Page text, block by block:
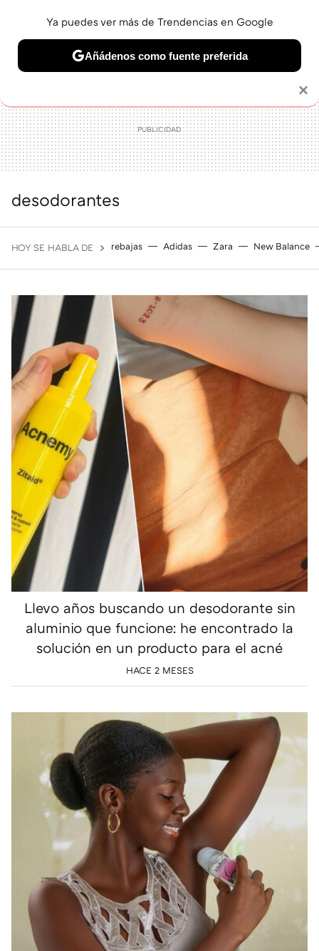
BELLEZA SHOPPING VIAJES GASTRO SNEAKERS
desodorantes
HOY SE HABLA DE rebajas Adidas Zara New Balance
Llevo años buscando un desodorante sin
aluminio que funcione: he encontrado la
solución en un producto para el acné
HACE 2 MESES
×
Ya puedes ver más de Trendencias en Google
Añádenos como fuente preferida